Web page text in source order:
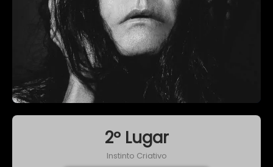
2º Lugar
Instinto Criativo